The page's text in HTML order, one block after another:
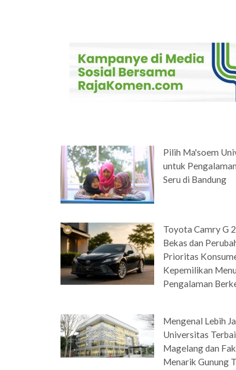
Pilih Ma'soem
untuk
Seru di Bandung
Toyota Camry G
Bekas dan
Prioritas
Kepemilikan
Pengalaman
Mengenal Lebih
Universitas
Magelang dan
Menarik Gunung